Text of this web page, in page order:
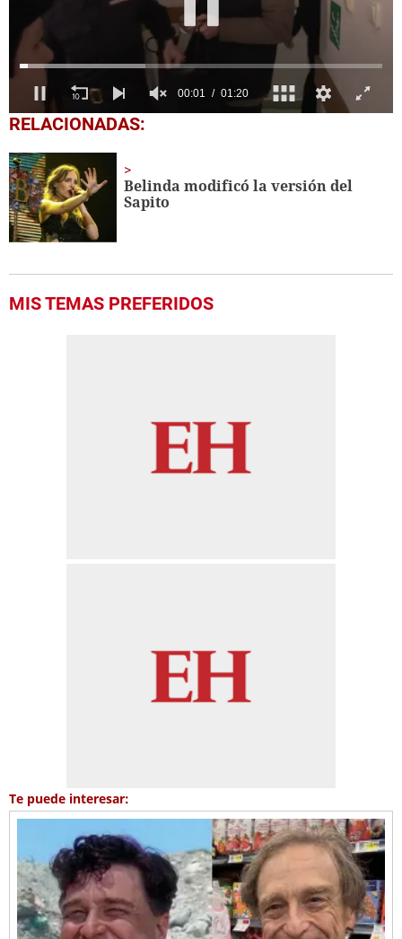
0
seconds
1
minute,
20
seconds
RELACIONADAS:
Belinda modificó la versión del
Sapito
MIS TEMAS PREFERIDOS
Te puede interesar: